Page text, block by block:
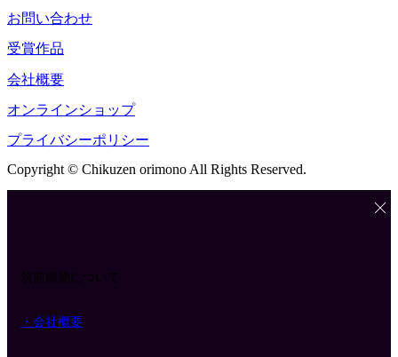
お問い合わせ
受賞作品
会社概要
オンラインショップ
プライバシーポリシー
Copyright © Chikuzen orimono All Rights Reserved.
筑前織物について
・会社概要